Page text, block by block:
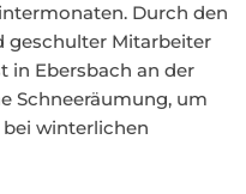
Durch den
geschulter Mitarbeiter
in Ebersbach an der
Schneeräumung, um
winterlichen